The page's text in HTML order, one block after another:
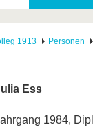
1913 Personen
Ess
1984,